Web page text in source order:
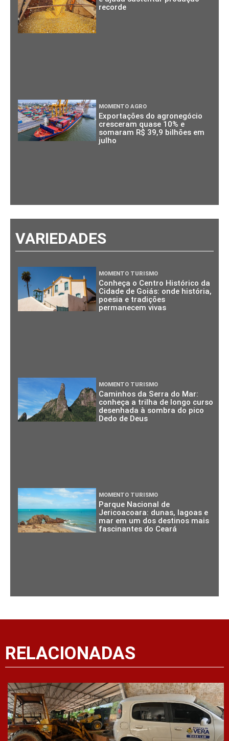
recorde
MOMENTO AGRO
Exportações do agronegócio
cresceram quase 10% e
somaram R$ 39,9 bilhões em
julho
VARIEDADES
MOMENTO TURISMO
Conheça o Centro Histórico da
Cidade de Goiás: onde história,
poesia e tradições
permanecem vivas
MOMENTO TURISMO
Caminhos da Serra do Mar:
conheça a trilha de longo curso
desenhada à sombra do pico
Dedo de Deus
MOMENTO TURISMO
Parque Nacional de
Jericoacoara: dunas, lagoas e
mar em um dos destinos mais
fascinantes do Ceará
RELACIONADAS